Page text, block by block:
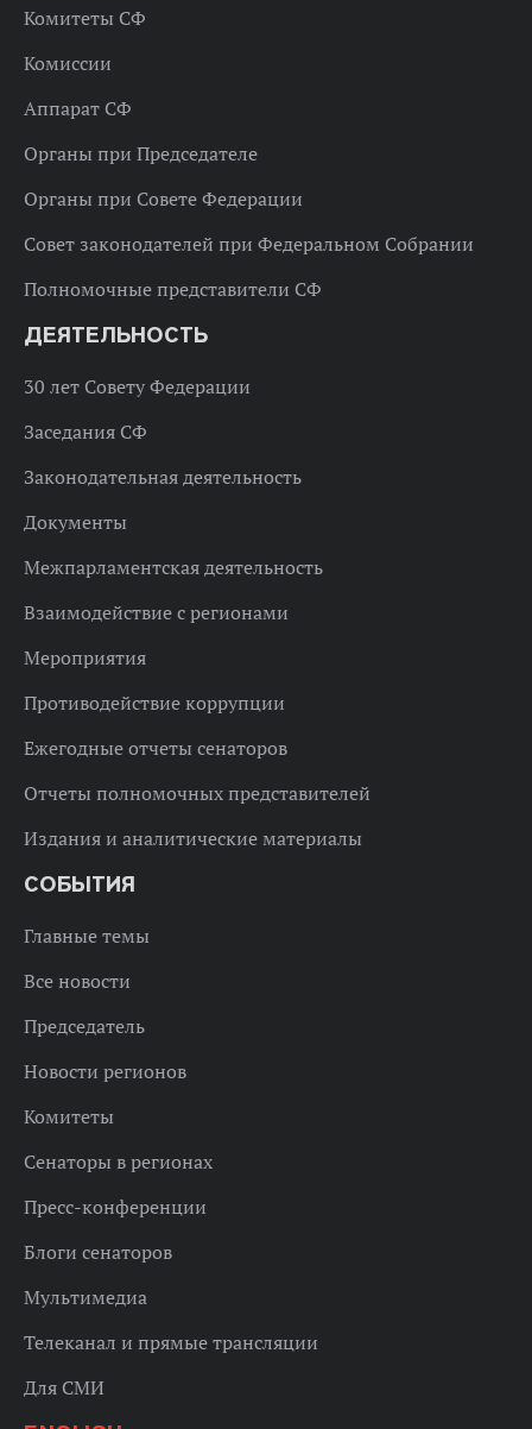
Комитеты СФ
Комиссии
Аппарат СФ
Органы при Председателе
Органы при Совете Федерации
Совет законодателей при Федеральном Собрании
Полномочные представители СФ
ДЕЯТЕЛЬНОСТЬ
30 лет Совету Федерации
Заседания СФ
Законодательная деятельность
Документы
Межпарламентская деятельность
Взаимодействие с регионами
Мероприятия
Противодействие коррупции
Ежегодные отчеты сенаторов
Отчеты полномочных представителей
Издания и аналитические материалы
СОБЫТИЯ
Главные темы
Все новости
Председатель
Новости регионов
Комитеты
Сенаторы в регионах
Пресс-конференции
Блоги сенаторов
Мультимедиа
Телеканал и прямые трансляции
Для СМИ